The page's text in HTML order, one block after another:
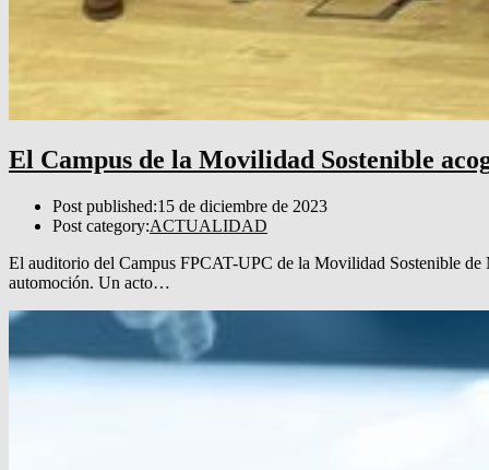
El Campus de la Movilidad Sostenible
Post published:15 de diciembre de 2023
Post category:ACTUALIDAD
El auditorio del Campus FPCAT-UPC de la Movilidad Sostenible
automoción. Un acto…